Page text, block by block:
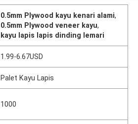
0.5mm Plywood kayu kenari alami,
0.5mm Plywood veneer kayu,
kayu lapis lapis dinding lemari
1.99-6.67USD
Palet Kayu Lapis
1000